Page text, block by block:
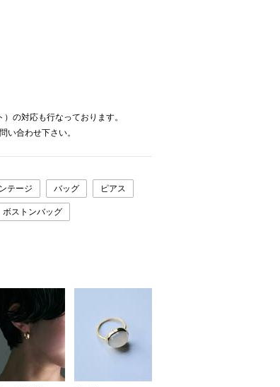
の対応も行なっております。
い合わせ下さい。
テージ バッグ ピアス
ボストンバッグ